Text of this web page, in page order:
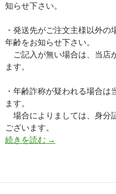
知らせ下さい。
・発送先がご注文主様以外
年齢をお知らせ下さい。
ご記入が無い場合は、当店
ます。
・年齢詐称が疑われる場合は
ます。
場合によりましては、身分
ございます。
続きを読む 18歳以上対象の製
→